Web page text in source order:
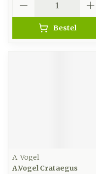
Bestel
A. Vogel
A.Vogel Crataegus